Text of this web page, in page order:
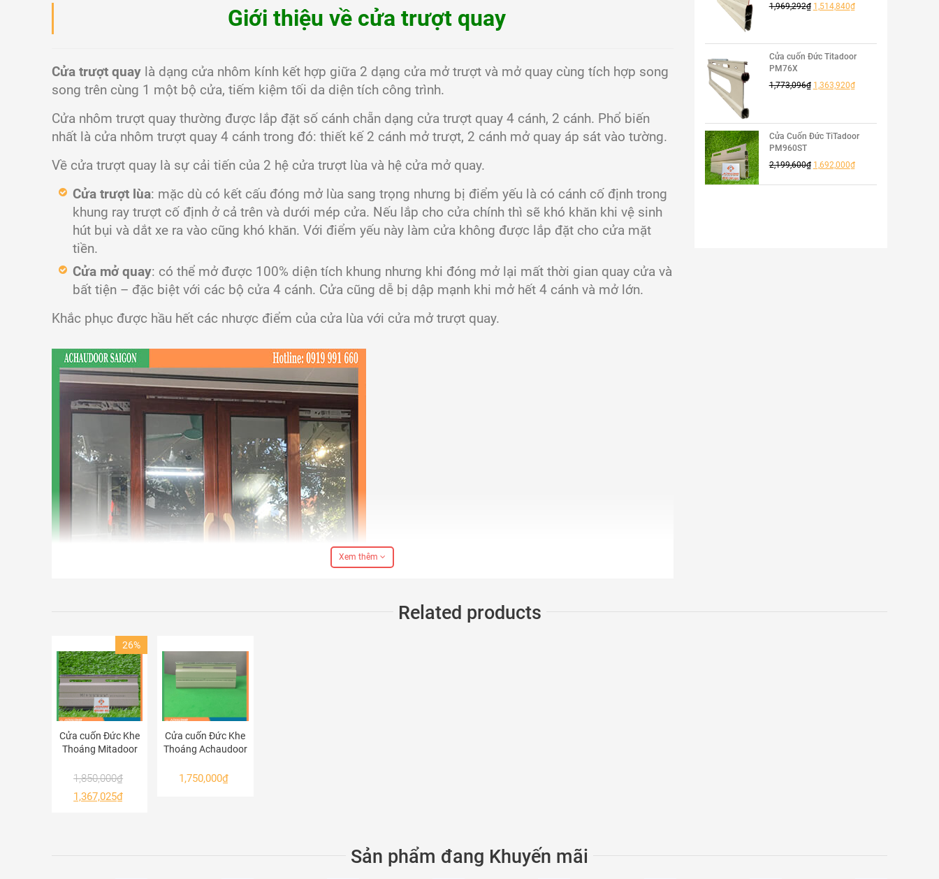
Giới thiệu về cửa trượt quay
Cửa trượt quay là dạng cửa nhôm kính kết hợp giữa 2 dạng cửa mở trượt và mở quay cùng tích hợp song
song trên cùng 1 một bộ cửa, tiếm kiệm tối da diện tích công trình.
Cửa nhôm trượt quay thường được lắp đặt số cánh chẵn dạng cửa trượt quay 4 cánh, 2 cánh. Phổ biến
nhất là cửa nhôm trượt quay 4 cánh trong đó: thiết kế 2 cánh mở trượt, 2 cánh mở quay áp sát vào tường.
Về cửa trượt quay là sự cải tiến của 2 hệ cửa trượt lùa và hệ cửa mở quay.
Cửa trượt lùa: mặc dù có kết cấu đóng mở lùa sang trọng nhưng bị điểm yếu là có cánh cố định trong
khung ray trượt cố định ở cả trên và dưới mép cửa. Nếu lắp cho cửa chính thì sẽ khó khăn khi vệ sinh
hút bụi và dắt xe ra vào cũng khó khăn. Với điểm yếu này làm cửa không được lắp đặt cho cửa mặt
tiền.
Cửa mở quay: có thể mở được 100% diện tích khung nhưng khi đóng mở lại mất thời gian quay cửa và
bất tiện – đặc biệt với các bộ cửa 4 cánh. Cửa cũng dễ bị dập mạnh khi mở hết 4 cánh và mở lớn.
Khắc phục được hầu hết các nhược điểm của cửa lùa với cửa mở trượt quay.
Cấu trúc ngăn cách làm vách ngăn chống trộm. Lỗ thoát nước khỏi đường ray. Bản lề độc đáo.
Xem thêm
1,969,292₫ 1,514,840₫
Cửa cuốn Đức Titadoor
PM76X
1,773,096₫ 1,363,920₫
Cửa Cuốn Đức TiTadoor
PM960ST
2,199,600₫ 1,692,000₫
Related products
26%
Cửa cuốn Đức Khe
Thoáng Mitadoor
1,850,000₫
1,367,025₫
Cửa cuốn Đức Khe
Thoáng Achaudoor
1,750,000₫
Sản phẩm đang Khuyến mãi